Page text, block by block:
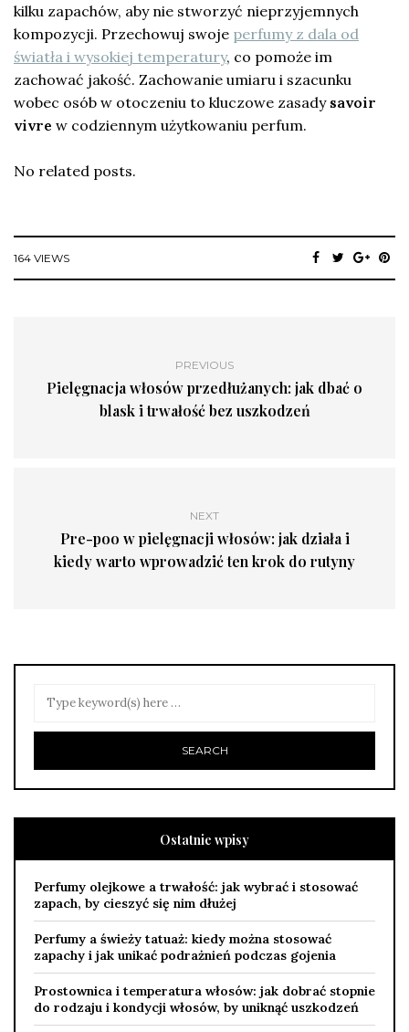
kilku zapachów, aby nie stworzyć nieprzyjemnych
kompozycji. Przechowuj swoje perfumy z dala od
światła i wysokiej temperatury, co pomoże im
zachować jakość. Zachowanie umiaru i szacunku
wobec osób w otoczeniu to kluczowe zasady savoir
vivre w codziennym użytkowaniu perfum.
No related posts.
164 VIEWS
PREVIOUS
Pielęgnacja włosów przedłużanych: jak dbać o
blask i trwałość bez uszkodzeń
NEXT
Pre-poo w pielęgnacji włosów: jak działa i
kiedy warto wprowadzić ten krok do rutyny
Ostatnie wpisy
Perfumy olejkowe a trwałość: jak wybrać i stosować
zapach, by cieszyć się nim dłużej
Perfumy a świeży tatuaż: kiedy można stosować
zapachy i jak unikać podrażnień podczas gojenia
Prostownica i temperatura włosów: jak dobrać stopnie
do rodzaju i kondycji włosów, by uniknąć uszkodzeń